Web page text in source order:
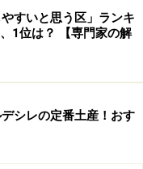
彩果の宝石」の
もOK
なく世界各国から
レンドされていま
ジューシーな果肉を
てもフルーツ本来
すいと思う区」ランキ
1位は？ 【専門家の解
デシレの定番土産！おす